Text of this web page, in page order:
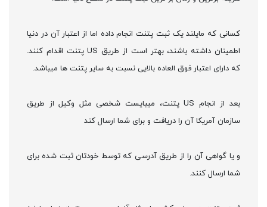
کسانی که مایلند یک ثبت پتنت انجام داده اما از اعتبار آن در دنیا
اطمینان داشته باشند، بهتر است از طریق US پتنت اقدام کنند.
که دارای اعتبار فوق العاده بالایی نسبت به سایر پتنت ها میباشد.
بعد از انجام US پتنت، میبایست شخصی مثل وکیل از طریق
سازمان آمریکا آن را دریافت و برای شما ارسال کند
و یا گواهی آن را از طریق آدرسی که توسط خودتان ثبت شده برای
شما ارسال کنند.